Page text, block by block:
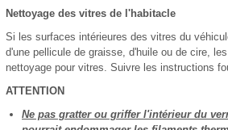
Nettoyage des vitres de l'habitacle
Si les surfaces intérieures des vitres du
d'une pellicule de graisse, d'huile ou de cire,
nettoyage pour vitres. Suivre les instructions
ATTENTION
Ne pas gratter ou griffer l'intérieur du